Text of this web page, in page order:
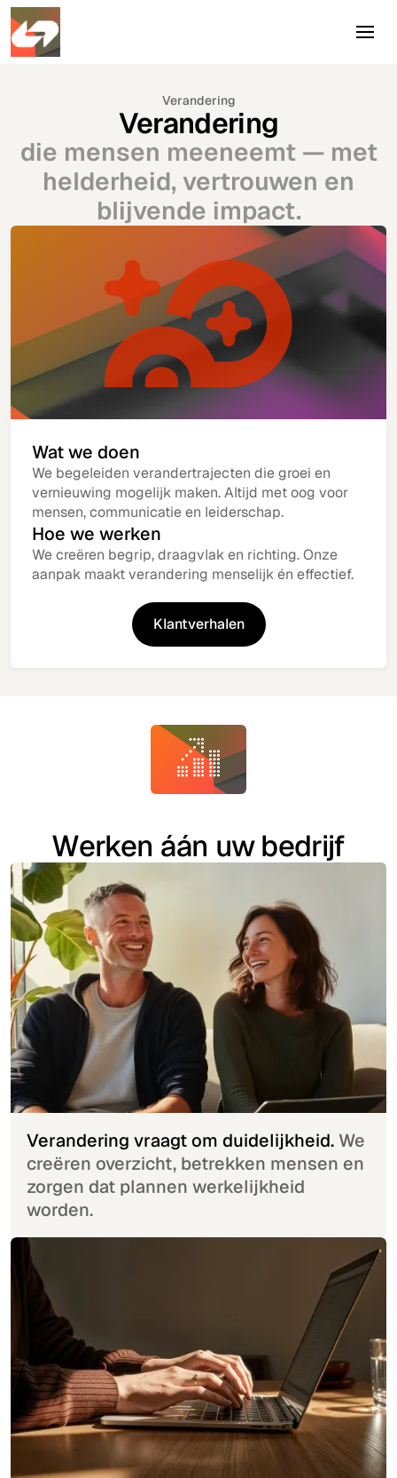
Verandering
Verandering
die mensen meeneemt — met
helderheid, vertrouwen en
blijvende impact.
Wat we doen
We begeleiden verandertrajecten die groei en
vernieuwing mogelijk maken. Altijd met oog voor
mensen, communicatie en leiderschap.
Hoe we werken
We creëren begrip, draagvlak en richting. Onze
aanpak maakt verandering menselijk én effectief.
Klantverhalen
Lees verder
Werken áán uw bedrijf
Verandering vraagt om duidelijkheid. We
creëren overzicht, betrekken mensen en
zorgen dat plannen werkelijkheid
worden.